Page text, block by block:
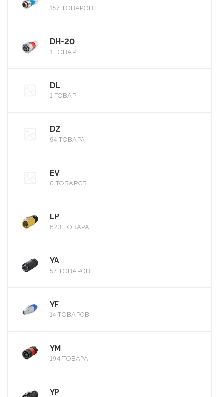
157 ТОВАРОВ
DH-20
1 ТОВАР
DL
1 ТОВАР
DZ
54 ТОВАРА
EV
6 ТОВАРОВ
LP
623 ТОВАРА
YA
57 ТОВАРОВ
YF
14 ТОВАРОВ
YM
194 ТОВАРА
YP